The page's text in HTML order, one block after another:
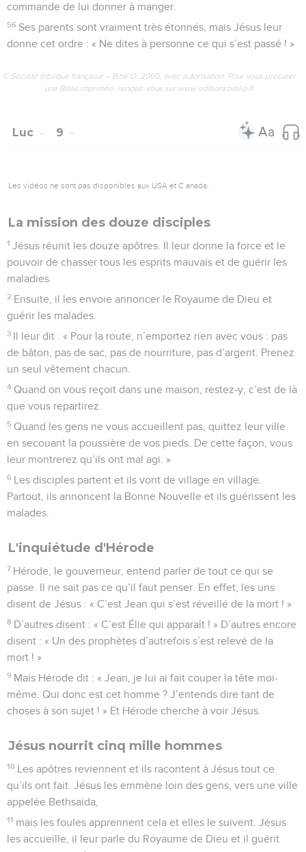
commande de lui donner à manger.
56 Ses parents sont vraiment très étonnés, mais Jésus leur
donne cet ordre : « Ne dites à personne ce qui s’est passé ! »
© Société biblique française – Bibli’O, 2000, avec autorisation. Pour vous procurer
une Bible imprimée, rendez-vous sur www.editionsbiblio.fr
Luc 9
Les vidéos ne sont pas disponibles aux USA et C anada.
La mission des douze disciples
1 Jésus réunit les douze apôtres. Il leur donne la force et le
pouvoir de chasser tous les esprits mauvais et de guérir les
maladies.
2 Ensuite, il les envoie annoncer le Royaume de Dieu et
guérir les malades.
3 Il leur dit : « Pour la route, n’emportez rien avec vous : pas
de bâton, pas de sac, pas de nourriture, pas d’argent. Prenez
un seul vêtement chacun.
4 Quand on vous reçoit dans une maison, restez-y, c’est de là
que vous repartirez.
5 Quand les gens ne vous accueillent pas, quittez leur ville
en secouant la poussière de vos pieds. De cette façon, vous
leur montrerez qu’ils ont mal agi. »
6 Les disciples partent et ils vont de village en village.
Partout, ils annoncent la Bonne Nouvelle et ils guérissent les
malades.
L'inquiétude d'Hérode
7 Hérode, le gouverneur, entend parler de tout ce qui se
passe. Il ne sait pas ce qu’il faut penser. En effet, les uns
disent de Jésus : « C’est Jean qui s’est réveillé de la mort ! »
8 D’autres disent : « C’est Élie qui apparaît ! » D’autres encore
disent : « Un des prophètes d’autrefois s’est relevé de la
mort ! »
9 Mais Hérode dit : « Jean, je lui ai fait couper la tête moi-
même. Qui donc est cet homme ? J’entends dire tant de
choses à son sujet ! » Et Hérode cherche à voir Jésus.
Jésus nourrit cinq mille hommes
10 Les apôtres reviennent et ils racontent à Jésus tout ce
qu’ils ont fait. Jésus les emmène loin des gens, vers une ville
appelée Bethsaïda,
11 mais les foules apprennent cela et elles le suivent. Jésus
les accueille, il leur parle du Royaume de Dieu et il guérit